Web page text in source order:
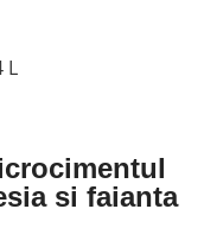
L
si faianta